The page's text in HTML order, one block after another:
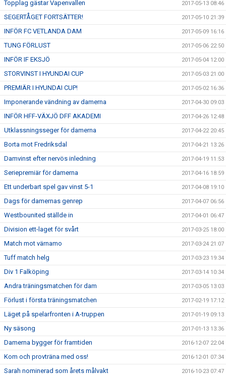
Topplag gästar Vapenvallen 2017-05-13 08:46
SEGERTÅGET FORTSÄTTER! 2017-05-10 21:39
INFÖR FC VETLANDA DAM 2017-05-09 16:16
TUNG FÖRLUST 2017-05-06 22:50
INFÖR IF EKSJÖ 2017-05-04 12:00
STORVINST I HYUNDAI CUP 2017-05-03 21:00
PREMIÄR I HYUNDAI CUP! 2017-05-02 16:36
Imponerande vändning av damerna 2017-04-30 09:03
INFÖR HFF-VÄXJÖ DFF AKADEMI 2017-04-26 12:48
Utklassningsseger för damerna 2017-04-22 20:45
Borta mot Fredriksdal 2017-04-21 13:26
Damvinst efter nervös inledning 2017-04-19 11:53
Seriepremiär för damerna 2017-04-16 18:59
Ett underbart spel gav vinst 5-1 2017-04-08 19:10
Dags för damernas genrep 2017-04-07 06:56
Westbounited ställde in 2017-04-01 06:47
Division ett-laget för svårt 2017-03-25 18:00
Match mot värnamo 2017-03-24 21:07
Tuff match helg 2017-03-23 19:34
Div 1 Falköping 2017-03-14 10:34
Andra träningsmatchen för dam 2017-03-05 13:03
Förlust i första träningsmatchen 2017-02-19 17:12
Läget på spelarfronten i A-truppen 2017-01-19 09:13
Ny säsong 2017-01-13 13:36
Damerna bygger för framtiden 2016-12-07 22:04
Kom och provträna med oss! 2016-12-01 07:34
Sarah nominerad som årets målvakt 2016-10-23 07:47